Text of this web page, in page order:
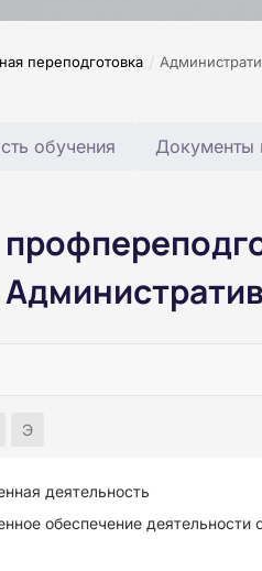
переподготовка /
обучения Документы
Э
деятельность
обеспечение деятельности